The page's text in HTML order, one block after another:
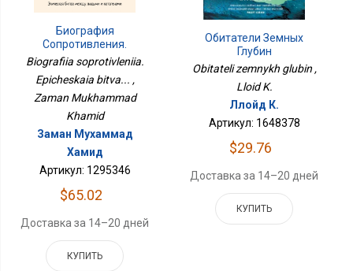
Биография
Сопротивления.
Эпическая Битва...
Biografiia soprotivleniia.
Epicheskaia bitva... ,
Zaman Mukhammad
Khamid
Заман Мухаммад
Хамид
Артикул: 1295346
$65.02
Доставка за 14–20 дней
КУПИТЬ
Обитатели Земных
Глубин
Obitateli zemnykh glubin ,
Lloid K.
Ллойд К.
Артикул: 1648378
$29.76
Доставка за 14–20 дней
КУПИТЬ